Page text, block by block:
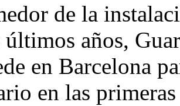
de la
últimos años,
en Barcelona
en las